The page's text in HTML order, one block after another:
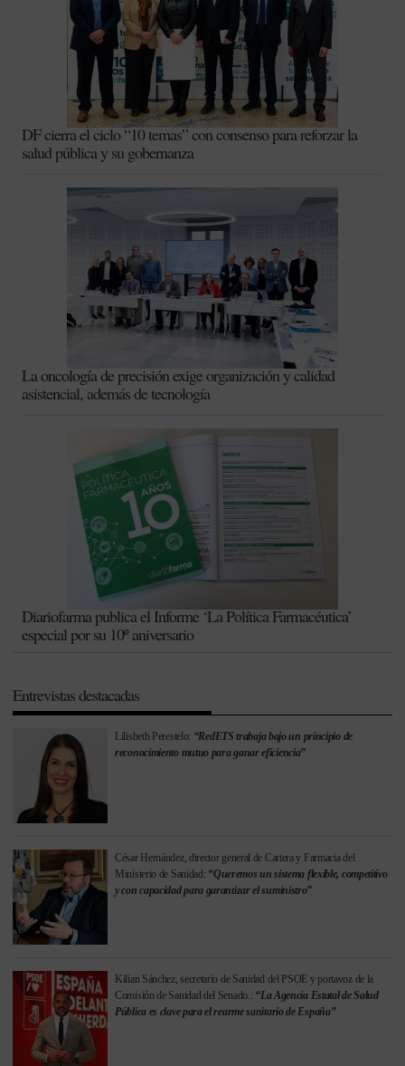
DF cierra el ciclo “10 temas” con consenso para reforzar la
salud pública y su gobernanza
La oncología de precisión exige organización y calidad
asistencial, además de tecnología
Diariofarma publica el Informe ‘La Política Farmacéutica’
especial por su 10º aniversario
Entrevistas destacadas
Lilisbeth Perestelo: “RedETS trabaja bajo un principio de
reconocimiento mutuo para ganar eficiencia”
César Hernández, director general de Cartera y Farmacia del
Ministerio de Sanidad: “Queremos un sistema flexible, competitivo
y con capacidad para garantizar el suministro”
Kilian Sánchez, secretario de Sanidad del PSOE y portavoz de la
Comisión de Sanidad del Senado.: “La Agencia Estatal de Salud
Pública es clave para el rearme sanitario de España”